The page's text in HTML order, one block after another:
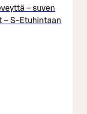
– suven
– S-Etuhintaan